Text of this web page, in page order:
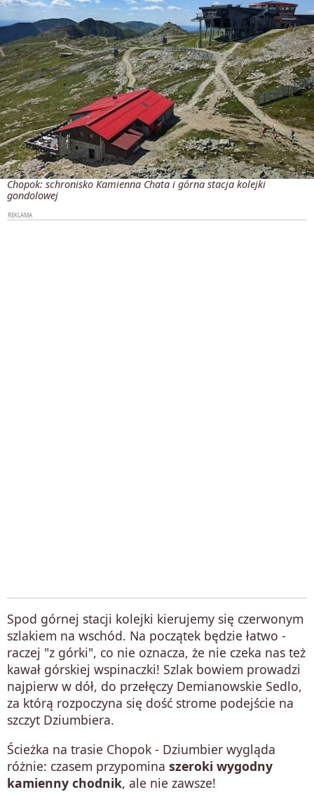
Chopok: schronisko Kamienna Chata i górna stacja kolejki
gondolowej
Spod górnej stacji kolejki kierujemy się czerwonym
szlakiem na wschód. Na początek będzie łatwo -
raczej "z górki", co nie oznacza, że nie czeka nas też
kawał górskiej wspinaczki! Szlak bowiem prowadzi
najpierw w dół, do przełęczy Demianowskie Sedlo,
za którą rozpoczyna się dość strome podejście na
szczyt Dziumbiera.
Ścieżka na trasie Chopok - Dziumbier wygląda
różnie: czasem przypomina szeroki wygodny
kamienny chodnik, ale nie zawsze!